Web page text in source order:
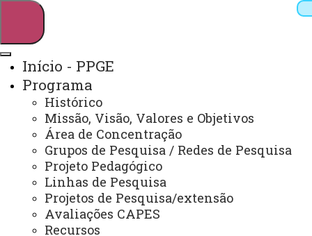
Webmail Sistemas
Telefones
Arquivo Virtual
Campus
Início - PPGE
Programa
Histórico
Missão, Visão, Valores e Objetivos
Área de Concentração
Grupos de Pesquisa / Redes de Pesquisa
Projeto Pedagógico
Linhas de Pesquisa
Projetos de Pesquisa/extensão
Avaliações CAPES
Recursos